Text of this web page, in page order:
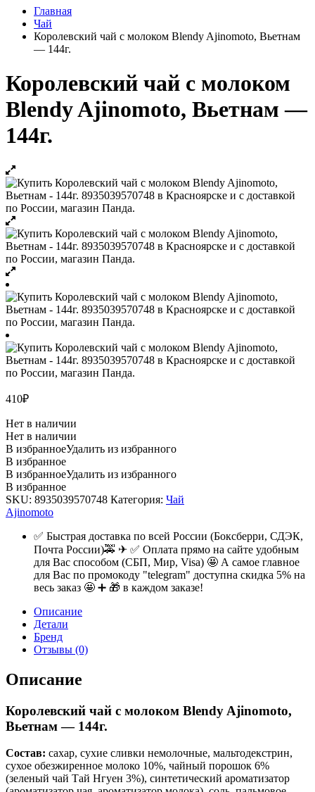
Главная
Чай
Королевский чай с молоком Blendy Ajinomoto, Вьетнам
— 144г.
Королевский чай с молоком
Blendy Ajinomoto, Вьетнам —
144г.
410₽
Нет в наличии
Нет в наличии
В избранноеУдалить из избранного
В избранное
В избранноеУдалить из избранного
В избранное
SKU: 8935039570748 Категория: Чай
Ajinomoto
✅ Быстрая доставка по всей России (Боксберри, СДЭК,
Почта России)🚕 ✈ ✅ Оплата прямо на сайте удобным
для Вас способом (СБП, Мир, Visa) 🤩 А самое главное
для Вас по промокоду "telegram" доступна скидка 5% на
весь заказ 🤩 ➕ 🎁 в каждом заказе!
Описание
Детали
Бренд
Отзывы (0)
Описание
Королевский чай с молоком Blendy Ajinomoto,
Вьетнам — 144г.
Состав: сахар, сухие сливки немолочные, мальтодекстрин,
сухое обезжиренное молоко 10%, чайный порошок 6%
(зеленый чай Тай Нгуен 3%), синтетический ароматизатор